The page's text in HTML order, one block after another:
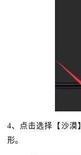
4、点击选择【沙漠
形。